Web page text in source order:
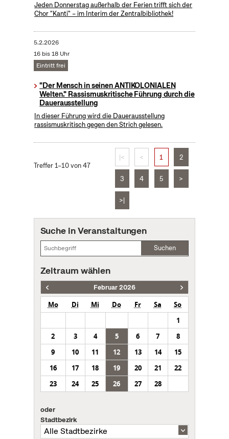
Jeden Donnerstag außerhalb der Ferien trifft sich der
Chor "Kanti" – im Interim der Zentralbibliothek!
5.2.2026
16 bis 18 Uhr
Eintritt frei
"Der Mensch in seinen ANTIKOLONIALEN
Welten." Rassismuskritische Führung durch die
Dauerausstellung
In dieser Führung wird die Dauerausstellung
rassismuskritisch gegen den Strich gelesen.
Treffer 1–10 von 47
|< < 1 2
3 4 5 >
>|
Suche in Veranstaltungen
Suchen
Zeitraum wählen
Februar 2026
Mo Di Mi Do Fr Sa
So
1
2
3 4 5 6 7
8
9
10 11 12 13 14
15
16
17 18 19 20 21
22
23
24 25 26 27 28
oder
Stadtbezirk